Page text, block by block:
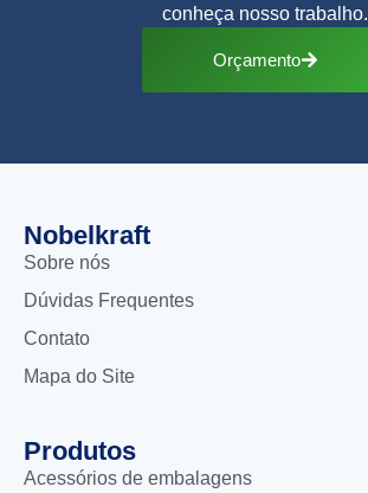
conheça nosso trabalho.
Orçamento
Nobelkraft
Sobre nós
Dúvidas Frequentes
Contato
Mapa do Site
Produtos
Acessórios de embalagens